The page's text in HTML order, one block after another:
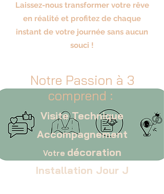
Laissez-nous transformer votre rêve
en réalité et profitez de chaque
instant de votre journée sans aucun
souci !
Notre Passion à 3
comprend :
Visite Technique
Accompagnement
Votre décoration
Installation Jour J